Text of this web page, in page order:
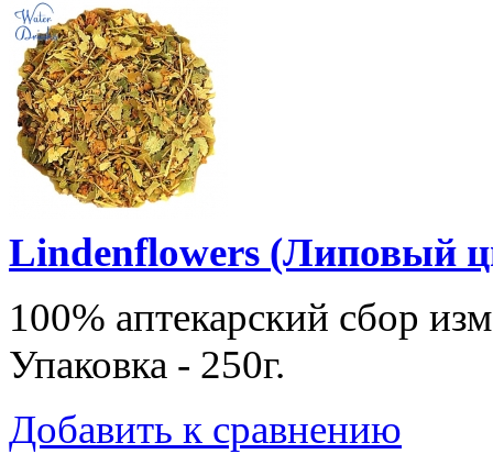
Lindenflowers (Липовый
100% аптекарский сбор
Упаковка - 250г.
Добавить к сравнению